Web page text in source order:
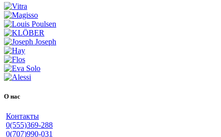
О нас
Контакты
0(555)369-288
0(707)990-031